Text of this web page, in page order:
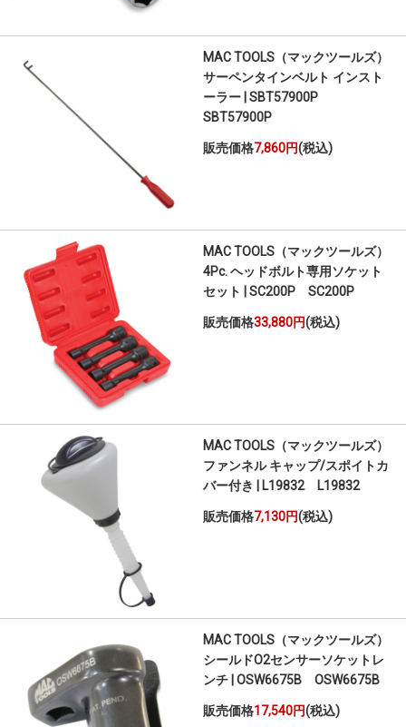
MAC TOOLS（マックツールズ）
サーペンタインベルト インスト
ーラー | SBT57900P
SBT57900P
販売価格7,860円(税込)
MAC TOOLS（マックツールズ）
4Pc. ヘッドボルト専用ソケット
セット | SC200P SC200P
販売価格33,880円(税込)
MAC TOOLS（マックツールズ）
ファンネル キャップ/スポイトカ
バー付き | L19832 L19832
販売価格7,130円(税込)
MAC TOOLS（マックツールズ）
シールドO2センサーソケットレ
ンチ | OSW6675B OSW6675B
販売価格17,540円(税込)